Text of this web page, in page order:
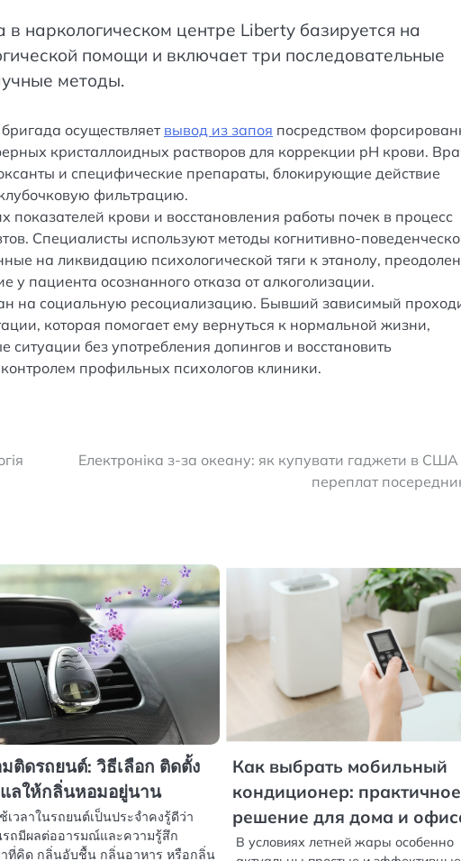
наркологическом центре Liberty базируется на
помощи и включает три последовательные
методы.
осуществляетвывод из запоя посредством
кристаллоидных растворов для коррекции pH крови.
и специфические препараты, блокирующие действие
фильтрацию.
показателей крови и восстановления работы почек в процесс
Специалисты используют методы когнитивно-
на ликвидацию психологической тяги к этанолу,
у пациента осознанного отказа от алкоголизации.
на социальную ресоциализацию. Бывший зависимый
которая помогает ему вернуться к нормальной жизни,
ситуации без употребления допингов и восстановить
профильных психологов клиники.
Електроніка з-за океану: як купувати гаджети в США
переплат
ติดรถยนต์: วิธีเลือก ติดตั้ง
ลให้กลิ่นหอมอยู่นาน
เวลาในรถยนต์เป็นประจำคงรู้ดีว่า
ถมีผลต่ออารมณ์และความรู้สึก
ที่คิด กลิ่นอับชื้น กลิ่นอาหาร หรือกลิ่น
Как выбрать мобильный
кондиционер: практичное
решение для дома и
В условиях летней жары особенно